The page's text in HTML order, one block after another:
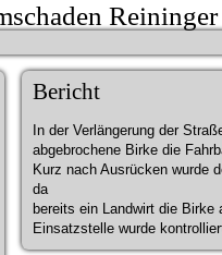
Bericht
In der Verlängerung der
abgebrochene Birke die
Kurz nach Ausrücken wurde
da
bereits ein Landwirt die
Einsatzstelle wurde